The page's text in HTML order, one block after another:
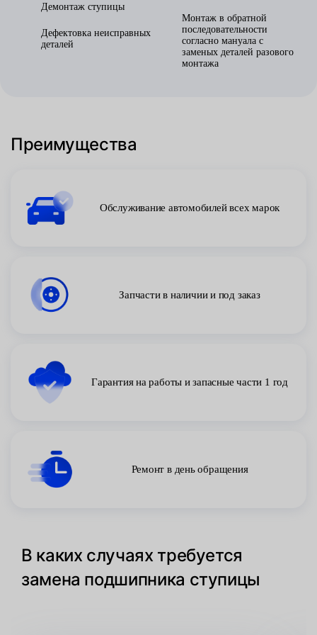
Демонтаж ступицы
Дефектовка неисправных
деталей
Монтаж в обратной
последовательности
согласно мануала с
заменых деталей разового
монтажа
Преимущества
Обслуживание автомобилей всех марок
Запчасти в наличии и под заказ
Гарантия на работы и запасные части 1 год
Ремонт в день обращения
В каких случаях требуется
замена подшипника ступицы